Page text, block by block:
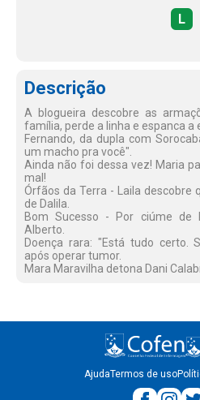
L
Descrição
A blogueira descobre as
família, perde a linha e espanca a
Fernando, da dupla com
um macho pra você".
Ainda não foi dessa vez! Maria
mal!
Órfãos da Terra - Laila descobre
de Dalila.
Bom Sucesso - Por ciúme de
Alberto.
Doença rara: "Está tudo certo.
após operar tumor.
Mara Maravilha detona Dani
AjudaTermos de uso